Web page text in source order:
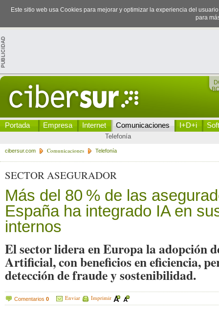
Este sitio web usa Cookies para mejorar y optimizar la experiencia del
para
Portada Empresa Internet Comunicaciones I+D+i
Telefonía
cibersur.com Comunicaciones Telefonía
SECTOR ASEGURADOR
Más del 80 % de las
España ha integrado IA en
internos
El sector lidera en Europa la adopción
Artificial, con beneficios en eficiencia,
detección de fraude y sostenibilidad.
Comentarios 0 Enviar Imprimir